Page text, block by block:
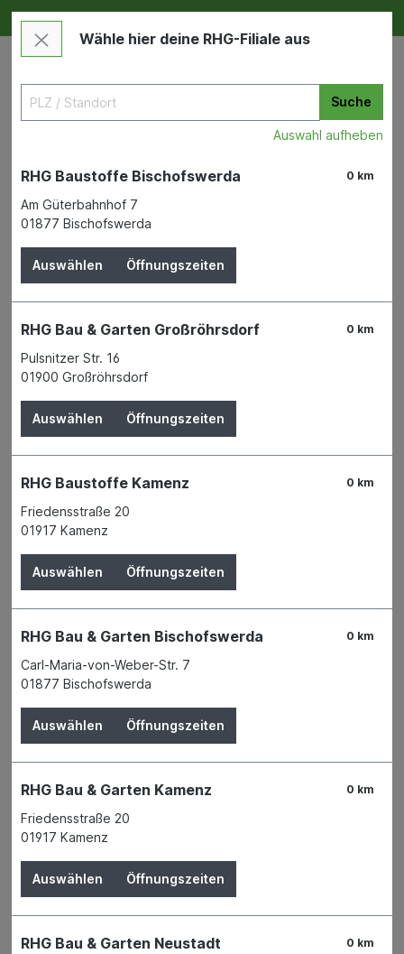
Deine RHG NEU ERLEBEN
Weihnachtsartikel
LED Perlen-Girlande weiß Bat.
120cm 20L warmweiß
KAEMINGK B. V.
Der Preis wird erst nach Wahl einer Filiale
angezeigt.
Zum Merkzettel hinzufügen
Verfügbar in 2 Filialen Filiale auswählen
Produktnummer:
Anschrift
Daimlerstraße 5d
E-Mail
info@eurobaustoff.de
Wähle hier deine RHG-Filiale aus
Suche
Auswahl aufheben
0 km
RHG Baustoffe Bischofswerda
Am Güterbahnhof 7
01877 Bischofswerda
Auswählen Öffnungszeiten
0 km
RHG Bau & Garten Großröhrsdorf
Pulsnitzer Str. 16
01900 Großröhrsdorf
Auswählen Öffnungszeiten
0 km
RHG Baustoffe Kamenz
Friedensstraße 20
01917 Kamenz
Auswählen Öffnungszeiten
0 km
RHG Bau & Garten Bischofswerda
Carl-Maria-von-Weber-Str. 7
01877 Bischofswerda
Auswählen Öffnungszeiten
0 km
RHG Bau & Garten Kamenz
Friedensstraße 20
01917 Kamenz
Auswählen Öffnungszeiten
0 km
RHG Bau & Garten Neustadt